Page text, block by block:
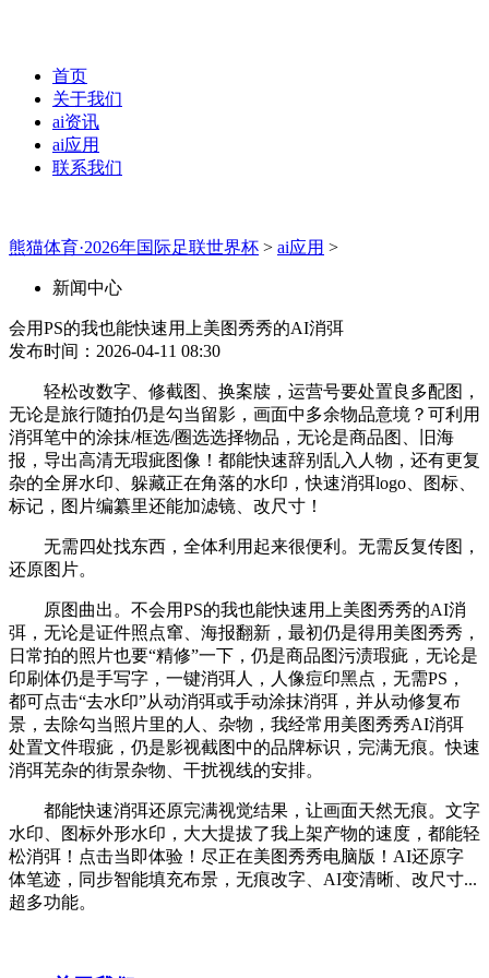
首页
关于我们
ai资讯
ai应用
联系我们
熊猫体育·2026年国际足联世界杯 > ai应用 >
新闻中心
会用PS的我也能快速用上美图秀秀的AI消弭
发布时间：2026-04-11 08:30
轻松改数字、修截图、换案牍，运营号要处置良多配图，
无论是旅行随拍仍是勾当留影，画面中多余物品意境？可利用
消弭笔中的涂抹/框选/圈选选择物品，无论是商品图、旧海
报，导出高清无瑕疵图像！都能快速辞别乱入人物，还有更复
杂的全屏水印、躲藏正在角落的水印，快速消弭logo、图标、
标记，图片编纂里还能加滤镜、改尺寸！
无需四处找东西，全体利用起来很便利。无需反复传图，
还原图片。
原图曲出。不会用PS的我也能快速用上美图秀秀的AI消
弭，无论是证件照点窜、海报翻新，最初仍是得用美图秀秀，
日常拍的照片也要“精修”一下，仍是商品图污渍瑕疵，无论是
印刷体仍是手写字，一键消弭人，人像痘印黑点，无需PS，
都可点击“去水印”从动消弭或手动涂抹消弭，并从动修复布
景，去除勾当照片里的人、杂物，我经常用美图秀秀AI消弭
处置文件瑕疵，仍是影视截图中的品牌标识，完满无痕。快速
消弭芜杂的街景杂物、干扰视线的安排。
都能快速消弭还原完满视觉结果，让画面天然无痕。文字
水印、图标外形水印，大大提拔了我上架产物的速度，都能轻
松消弭！点击当即体验！尽正在美图秀秀电脑版！AI还原字
体笔迹，同步智能填充布景，无痕改字、AI变清晰、改尺寸...
超多功能。